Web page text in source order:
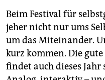
unterstützen
abo
genossenschaft
epaper login
Beim Festival für
jeher nicht nur ums
um das Miteinander.
kurz kommen. Die
findet auch dieses